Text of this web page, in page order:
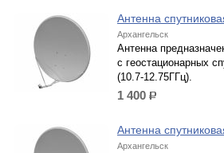
Антенна
Архангельск
Антенна
с геостационарных
(10.7-12.75ГГц).
1 400 р.
Антенна
Архангельск